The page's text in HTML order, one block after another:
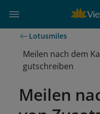
Lotusmiles
Meilen nach dem
gutschreiben
Meilen